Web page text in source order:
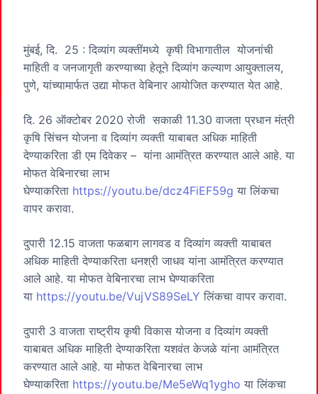
मुंबई, दि. 25 : दिव्यांग व्यक्तींमध्ये कृषी विभागातील योजनांची
माहिती व जनजागृती करण्याच्या हेतूने दिव्यांग कल्याण आयुक्तालय,
पुणे, यांच्यामार्फत उद्या मोफत वेबिनार आयोजित करण्यात येत आहे.
दि. 26 ऑक्टोबर 2020 रोजी सकाळी 11.30 वाजता प्रधान मंत्री
कृषि सिंचन योजना व दिव्यांग व्यक्ती याबाबत अधिक माहिती
देण्याकरिता डी एम दिवेकर – यांना आमंत्रित करण्यात आले आहे. या
मोफत वेबिनारचा लाभ
घेण्याकरिता https://youtu.be/dcz4FiEF59g या लिंकचा
वापर करावा.
दुपारी 12.15 वाजता फळबाग लागवड व दिव्यांग व्यक्ती याबाबत
अधिक माहिती देण्याकरिता धनश्री जाधव यांना आमंत्रित करण्यात
आले आहे. या मोफत वेबिनारचा लाभ घेण्याकरिता
या https://youtu.be/VujVS89SeLY लिंकचा वापर करावा.
दुपारी 3 वाजता राष्ट्रीय कृषी विकास योजना व दिव्यांग व्यक्ती
याबाबत अधिक माहिती देण्याकरिता यशवंत केजळे यांना आमंत्रित
करण्यात आले आहे. या मोफत वेबिनारचा लाभ
घेण्याकरिता https://youtu.be/Me5eWq1ygho या लिंकचा